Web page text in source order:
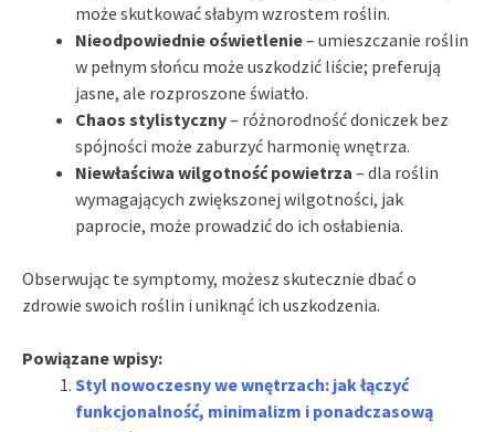
może skutkować słabym wzrostem roślin.
Nieodpowiednie oświetlenie– umieszczanie roślin
w pełnym słońcu może uszkodzić liście; preferują
jasne, ale rozproszone światło.
Chaos stylistyczny– różnorodność doniczek bez
spójności może zaburzyć harmonię wnętrza.
Niewłaściwa wilgotność powietrza – dla roślin
wymagających zwiększonej wilgotności, jak
paprocie, może prowadzić do ich osłabienia.
Obserwując te symptomy, możesz skutecznie dbać o
zdrowie swoich roślin i uniknąć ich uszkodzenia.
Powiązane wpisy:
Styl nowoczesny we wnętrzach: jak łączyć
funkcjonalność, minimalizm i ponadczasową